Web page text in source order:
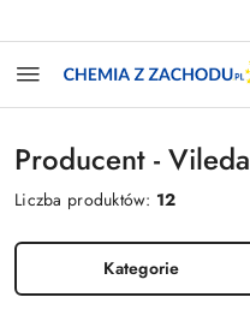
Producent - Vileda
Liczba produktów: 12
Kategorie